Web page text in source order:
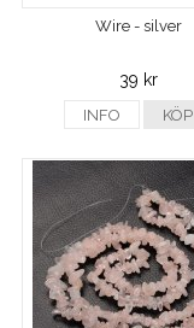
Wire - silver
39 kr
INFO KÖP